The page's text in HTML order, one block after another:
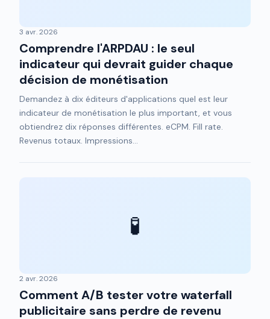
3 avr. 2026
Comprendre l'ARPDAU : le seul
indicateur qui devrait guider chaque
décision de monétisation
Demandez à dix éditeurs d'applications quel est leur
indicateur de monétisation le plus important, et vous
obtiendrez dix réponses différentes. eCPM. Fill rate.
Revenus totaux. Impressions...
🧪
2 avr. 2026
Comment A/B tester votre waterfall
publicitaire sans perdre de revenu